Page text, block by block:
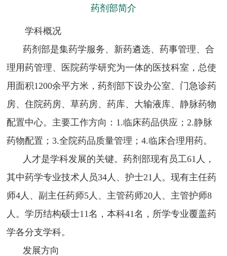
药剂部简介
学科概况
药剂部是集药学服务、新药遴选、药事管理、合
理用药管理、医院药学研究为一体的医技科室，总使
用面积1200余平方米，药剂部下设办公室、门急诊药
房、住院药房、草药房、药库、大输液库、静脉药物
配置中心。主要工作方向：1.临床药品供应；2.静脉
药物配置；3.全院药品质量管理；4.临床合理用药。
人才是学科发展的关键。药剂部现有员工61人，
其中药学专业技术人员34人、护士21人。现有主任药
师4人、副主任药师5人、主管药师20人、主管护师8
人。学历结构硕士11名，本科41名，所学专业覆盖药
学各分支学科。
发展方向